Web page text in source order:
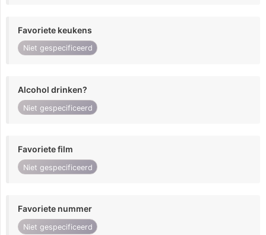
Favoriete keukens
Niet gespecificeerd
Alcohol drinken?
Niet gespecificeerd
Favoriete film
Niet gespecificeerd
Favoriete nummer
Niet gespecificeerd